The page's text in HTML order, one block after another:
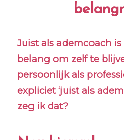
Juist als ademcoach
belang om zelf te
persoonlijk als
expliciet ‘juist als
zeg ik dat?